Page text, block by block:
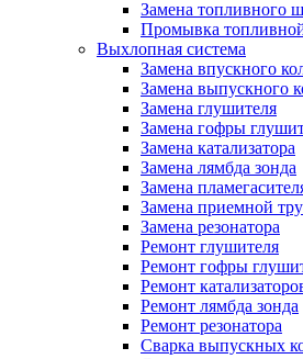
Замена топливного
Промывка
Выхлопная система
Замена впускного
Замена выпускного
Замена глушителя
Замена гофры
Замена катализатора
Замена лямбда зонда
Замена
Замена приемной
Замена резонатора
Ремонт глушителя
Ремонт гофры
Ремонт
Ремонт лямбда зонда
Ремонт резонатора
Сварка выпускных